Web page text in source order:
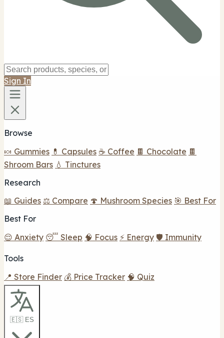
Sign In
Browse
🍬 Gummies 💊 Capsules ☕ Coffee 🍫 Chocolate 🍫
Shroom Bars 💧 Tinctures
Research
📖 Guides ⚖️ Compare 🍄 Mushroom Species 🎯 Best For
Best For
😌 Anxiety 😴 Sleep 🧠 Focus ⚡ Energy 🛡️ Immunity
Tools
📍 Store Finder 💰 Price Tracker 🧠 Quiz
🇪🇸 ES